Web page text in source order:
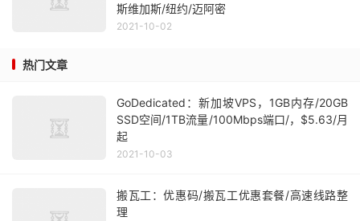
斯维加斯/纽约/迈阿密
2021-10-02
热门文章
GoDedicated：新加坡VPS，1GB内存/20GB
SSD空间/1TB流量/100Mbps端口/，$5.63/月
起
2021-10-03
搬瓦工：优惠码/搬瓦工优惠套餐/高速线路整
理